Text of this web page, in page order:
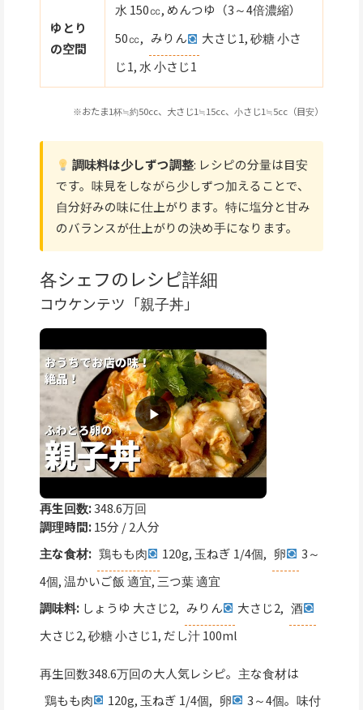
ゆとり
の空間
水 150㏄, めんつゆ（3～4倍濃縮）
50㏄, みりん
大さじ1, 砂糖 小さ
じ1, 水 小さじ1
※おたま1杯≒約50cc、大さじ1≒15cc、小さじ1≒5cc（目安）
調味料は少しずつ調整: レシピの分量は目安
です。味見をしながら少しずつ加えることで、
自分好みの味に仕上がります。特に塩分と甘み
のバランスが仕上がりの決め手になります。
各シェフのレシピ詳細
コウケンテツ「親子丼」
再生回数:348.6万回
調理時間:15分 / 2人分
主な食材: 鶏もも肉 120g, 玉ねぎ 1/4個, 卵
3～
4個, 温かいご飯 適宜, 三つ葉 適宜
調味料: しょうゆ 大さじ2, みりん 大さじ2, 酒
大さじ2, 砂糖 小さじ1, だし汁 100ml
再生回数348.6万回の大人気レシピ。主な食材は
鶏もも肉
120g, 玉ねぎ 1/4個, 卵 3～4個。味付